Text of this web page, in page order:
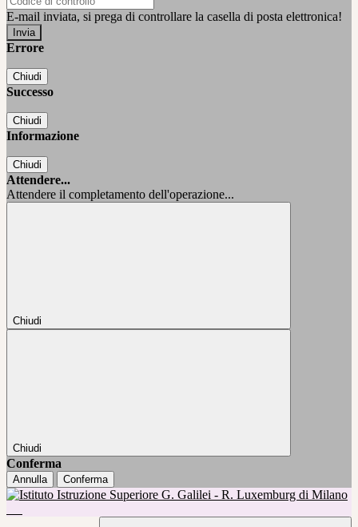
E-mail inviata, si prega di controllare la casella di posta elettronica!
Errore
Chiudi
Successo
Chiudi
Informazione
Chiudi
Attendere...
Attendere il completamento dell'operazione...
Chiudi
Chiudi
Conferma
Annulla Conferma